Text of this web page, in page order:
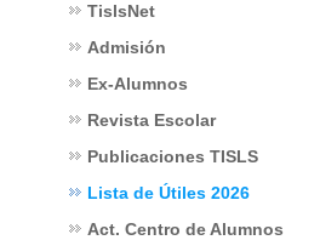
TislsNet
Admisión
Ex-Alumnos
Revista Escolar
Publicaciones TISLS
Lista de Útiles 2026
Act. Centro de Alumnos